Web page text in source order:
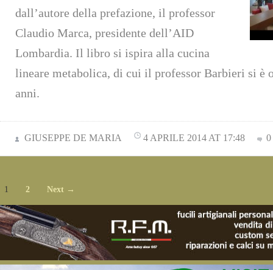
dall’autore della prefazione, il professor
Claudio Marca, presidente dell’AID
Lombardia. Il libro si ispira alla cucina
lineare metabolica, di cui il professor Barbieri si è
anni.
GIUSEPPE DE MARIA 4 APRILE 2014 AT 17:48
1 2 Next →